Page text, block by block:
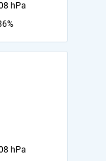
hPa
hPa